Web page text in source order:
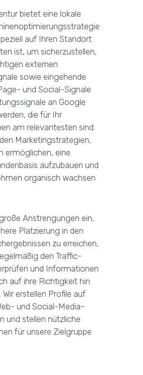
bietet eine lokale
auf Ihren Standort
ist, um sicherzustellen,
externen
sowie eingehende
und Social-Signale
an Google
die für Ihr
am relevantesten sind.
Marketingstrategien,
ermöglichen, eine
aufzubauen und
organisch wachsen
Anstrengungen ein,
Platzierung in den
zu erreichen,
den Traffic-
und Informationen
auf ihre Richtigkeit hin
Wir erstellen Profile auf
und Social-Media-
und stellen nützliche
für unsere Zielgruppe